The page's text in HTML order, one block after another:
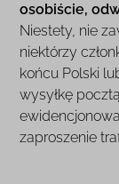
osobiście,
Niestety, nie
niektórzy
końcu Polski
wysyłkę
zaproszenie